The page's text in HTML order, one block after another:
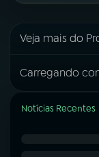
Veja mais do
Carregando
Notícias Recentes